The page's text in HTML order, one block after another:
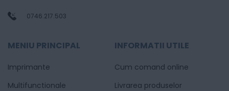
0746.217.503
MENIU PRINCIPAL
Imprimante
Multifunctionale
INFORMATII UTILE
Cum comand online
Livrarea produselor